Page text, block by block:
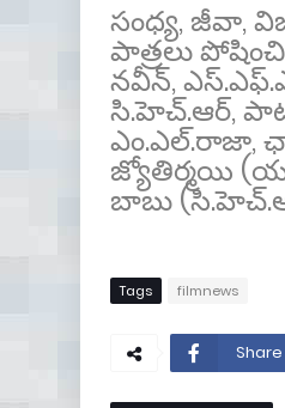
సంధ్య, జీవా,
పాత్రలు
నవీన్,
సి.హెచ్.ఆర్,
ఎం.ఎల్.రాజా,
జ్యోతిర్మయి
బాబు
Tags filmnews
Share